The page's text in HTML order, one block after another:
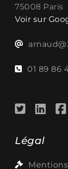
75008 Paris
Voir sur
01 89 86
Légal